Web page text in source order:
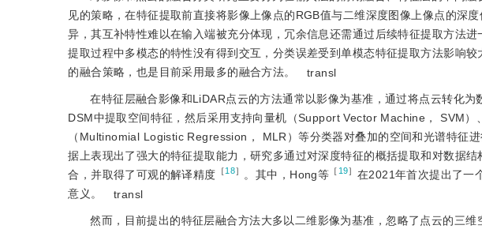
见的策略，在特征提取前直接将影像上像点的RGB值与二维深度图像上像点的深度
异，其互补特性难以在输入端被充分体现，冗余信息还需通过后续特征提取方法
提取过程中多模态的特性没有得到交互，分类误差受到单模态特征提取方法影响
的融合策略，也是目前采用最多的融合方法。
transl
在特征层融合影像和LiDAR点云的方法通常以影像为基准，通过将点云转化
DSM中提取空间特征，然后采用支持向量机（Support Vector Machine， SVM
（Multinomial Logistic Regression， MLR）等分类器对叠加的空间和光谱特征
据上表现出了强大的特征提取能力，研究多通过对深度特征的概括提取和对数据
合，并取得了可观的解译精度 ［18］ 。其中，Hong等 ［ 19］ 在2021年首次提出了一
意义。
transl
然而，目前提出的特征层融合方法大多以二维影像为基准，忽略了点云的三